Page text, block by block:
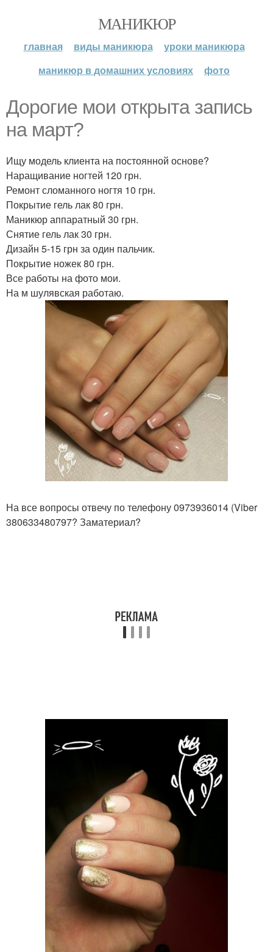
МАНИКЮР
главная виды маникюра
уроки маникюра
маникюр в домашних условиях
фото
Дорогие мои открыта запись
на март?
Ищу модель клиента на постоянной основе?
Наращивание ногтей 120 грн.
Ремонт сломанного ногтя 10 грн.
Покрытие гель лак 80 грн.
Маникюр аппаратный 30 грн.
Снятие гель лак 30 грн.
Дизайн 5-15 грн за один пальчик.
Покрытие ножек 80 грн.
Все работы на фото мои.
На м шулявская работаю.
На все вопросы отвечу по телефону 0973936014 (Viber
380633480797? Заматериал?